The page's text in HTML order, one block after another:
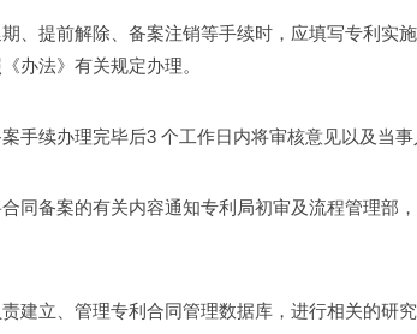
、提前解除、备案注销等手续时，应填写专利实
办法》有关规定办理。
手续办理完毕后3 个工作日内将审核意见以及当
同备案的有关内容通知专利局初审及流程管理部
建立、管理专利合同管理数据库，进行相关的研究